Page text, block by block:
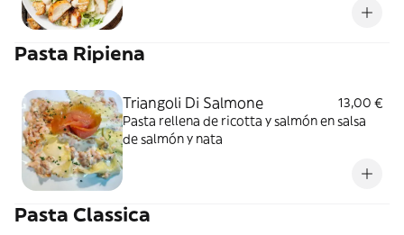
Pasta Ripiena
Triangoli Di Salmone
13,00 €
Pasta rellena de ricotta y salmón en salsa
de salmón y nata
Pasta Classica